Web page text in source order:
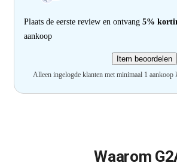
Plaats de eerste review en ontvang 5%
aankoop
Item beoordelen
Alleen ingelogde klanten met minimaal 1 aankoop
Waarom